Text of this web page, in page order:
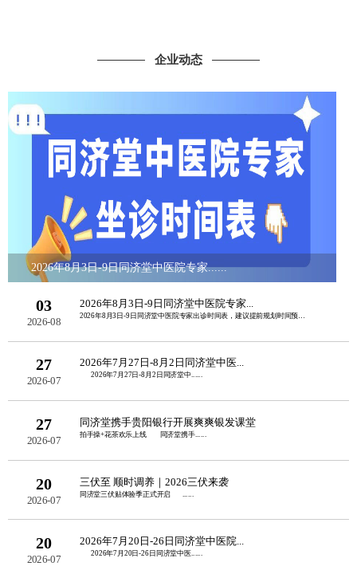
企业动态
2026年8月3日-9日同济堂中医院专家......
03
2026-08
2026年8月3日-9日同济堂中医院专家...
27
2026-07
2026年7月27日-8月2日同济堂中医...
2026年7月27日-8月2日同济堂中......
27
2026-07
同济堂携手贵阳银行开展爽爽银发课堂
拍手操+花茶欢乐上线 同济堂携手......
20
2026-07
三伏至 顺时调养｜2026三伏来袭
同济堂三伏贴体验季正式开启 ......
20
2026-07
2026年7月20日-26日同济堂中医院...
2026年7月20日-26日同济堂中医......